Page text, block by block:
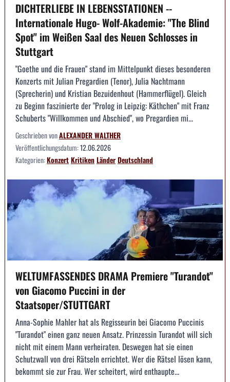
DICHTERLIEBE IN LEBENSSTATIONEN --
Internationale Hugo- Wolf-Akademie: "The Blind
Spot" im Weißen Saal des Neuen Schlosses in
Stuttgart
"Goethe und die Frauen" stand im Mittelpunkt dieses besonderen
Konzerts mit Julian Pregardien (Tenor), Julia Nachtmann
(Sprecherin) und Kristian Bezuidenhout (Hammerflügel). Gleich
zu Beginn faszinierte der "Prolog in Leipzig: Käthchen" mit Franz
Schuberts "Willkommen und Abschied", wo Pregardien mi...
Geschrieben vonALEXANDER WALTHER
Veröffentlichungsdatum:12.06.2026
Kategorien:KonzertKritikenLänderDeutschland
WELTUMFASSENDES DRAMA Premiere "Turandot"
von Giacomo Puccini in der
Staatsoper/STUTTGART
Anna-Sophie Mahler hat als Regisseurin bei Giacomo Puccinis
"Turandot" einen ganz neuen Ansatz. Prinzessin Turandot will sich
nicht mit einem Mann verheiraten. Deswegen hat sie einen
Schutzwall von drei Rätseln errichtet. Wer die Rätsel lösen kann,
bekommt sie zur Frau. Wer scheitert, wird enthaupte...